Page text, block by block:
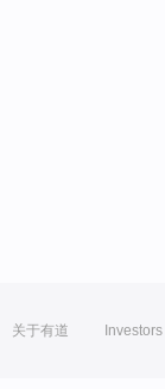
关于有道 Investors